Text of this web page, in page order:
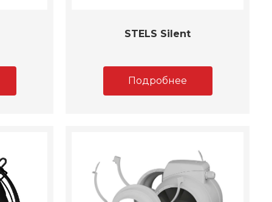
STELS Silent
Подробнее